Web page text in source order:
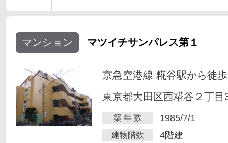
マンション マツイチサンパレス第１
京急空港線 糀谷駅から徒
東京都大田区西糀谷２丁目
築 年 数 1985/7/1
建物階数 4階建